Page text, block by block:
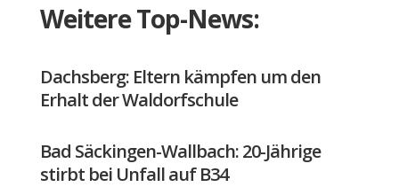
Weitere Top-News:
Dachsberg: Eltern kämpfen um den
Erhalt der Waldorfschule
Bad Säckingen-Wallbach: 20-Jährige
stirbt bei Unfall auf B34